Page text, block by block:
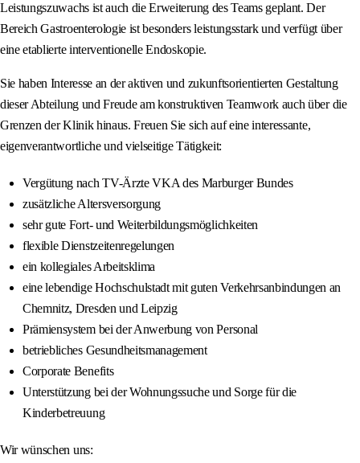
Leistungszuwachs ist auch die Erweiterung des Teams geplant. Der
Bereich Gastroenterologie ist besonders leistungsstark und verfügt über
eine etablierte interventionelle Endoskopie.
Sie haben Interesse an der aktiven und zukunftsorientierten Gestaltung
dieser Abteilung und Freude am konstruktiven Teamwork auch über die
Grenzen der Klinik hinaus. Freuen Sie sich auf eine interessante,
eigenverantwortliche und vielseitige Tätigkeit:
Vergütung nach TV-Ärzte VKA des Marburger Bundes
zusätzliche Altersversorgung
sehr gute Fort- und Weiterbildungsmöglichkeiten
flexible Dienstzeitenregelungen
ein kollegiales Arbeitsklima
eine lebendige Hochschulstadt mit guten Verkehrsanbindungen an
Chemnitz, Dresden und Leipzig
Prämiensystem bei der Anwerbung von Personal
betriebliches Gesundheitsmanagement
Corporate Benefits
Unterstützung bei der Wohnungssuche und Sorge für die
Kinderbetreuung
Wir wünschen uns: